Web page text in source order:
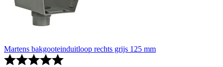
Martens bakgooteinduitloop rechts grijs 125 mm